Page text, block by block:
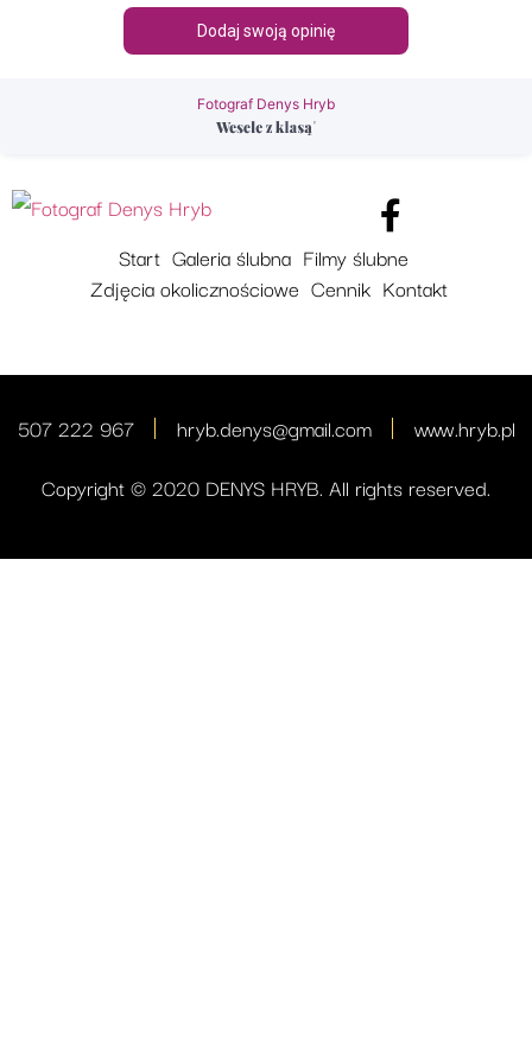
Fotograf Denys Hryb
Start Galeria ślubna Filmy ślubne
Zdjęcia okolicznościowe Cennik Kontakt
Copyright © 2020 DENYS HRYB. All rights reserved.
507 222 967 hryb.denys@gmail.com www.hryb.pl